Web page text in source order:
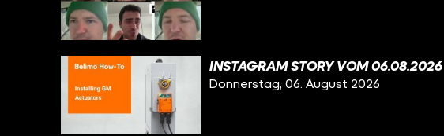
INSTAGRAM STORY VOM 06.08.2026
Donnerstag, 06. August 2026